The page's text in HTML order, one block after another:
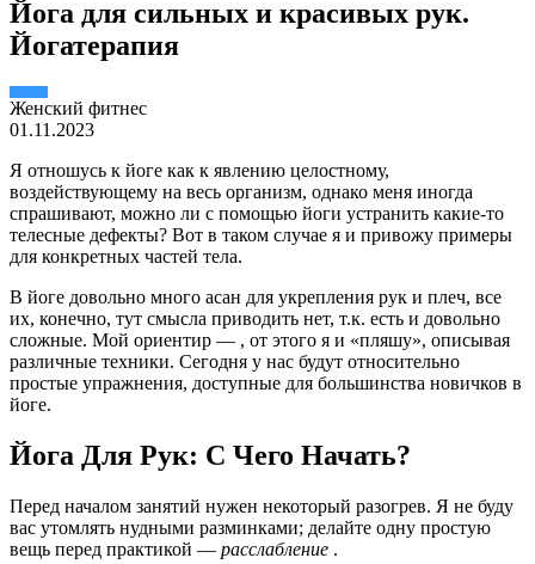
Йога для сильных и красивых рук.
Йогатерапия
Женский фитнес
01.11.2023
Я отношусь к йоге как к явлению целостному,
воздействующему на весь организм, однако меня иногда
спрашивают, можно ли с помощью йоги устранить какие-то
телесные дефекты? Вот в таком случае я и привожу примеры
для конкретных частей тела.
В йоге довольно много асан для укрепления рук и плеч, все
их, конечно, тут смысла приводить нет, т.к. есть и довольно
сложные. Мой ориентир — , от этого я и «пляшу», описывая
различные техники. Сегодня у нас будут относительно
простые упражнения, доступные для большинства новичков в
йоге.
Йога Для Рук: С Чего Начать?
Перед началом занятий нужен некоторый разогрев. Я не буду
вас утомлять нудными разминками; делайте одну простую
вещь перед практикой — расслабление .